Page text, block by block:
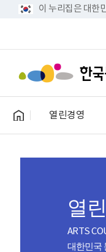
이 누리집은 대한
열린경영
열
ARTS
대한민국